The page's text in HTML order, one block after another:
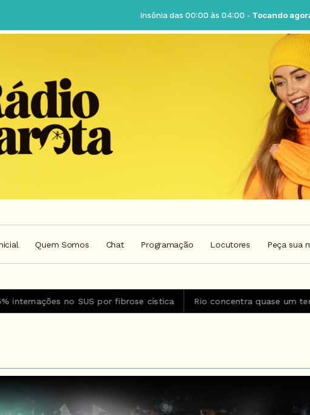
Insônia das 00:00 às 04:00 - Tocando agora: Insônia
Quem Somos Chat Programação Locutores Peça sua
no SUS por fibrose cística Rio concentra quase um terço de